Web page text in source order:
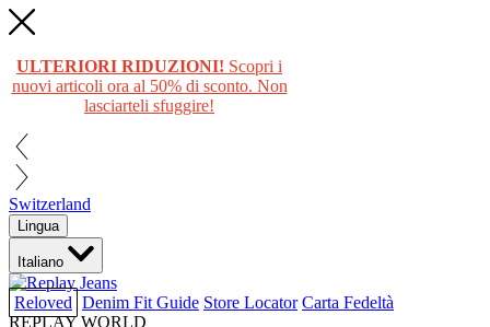
ULTERIORI RIDUZIONI! Scopri i
nuovi articoli ora al 50% di sconto. Non
lasciarteli sfuggire!
Switzerland
Lingua
Italiano
Reloved Denim Fit Guide Store Locator Carta Fedeltà
REPLAY WORLD